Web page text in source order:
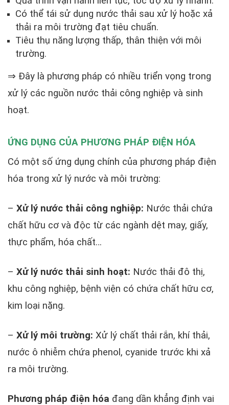
Có thể tái sử dụng nước thải sau xử lý hoặc xả
thải ra môi trường đạt tiêu chuẩn.
Tiêu thụ năng lượng thấp, thân thiện với môi
trường.
⇒ Đây là phương pháp có nhiều triển vọng trong
xử lý các nguồn nước thải công nghiệp và sinh
hoạt.
ỨNG DỤNG CỦA PHƯƠNG PHÁP ĐIỆN HÓA
Có một số ứng dụng chính của phương pháp điện
hóa trong xử lý nước và môi trường:
– Xử lý nước thải công nghiệp: Nước thải chứa
chất hữu cơ và độc từ các ngành dệt may, giấy,
thực phẩm, hóa chất…
– Xử lý nước thải sinh hoạt: Nước thải đô thị,
khu công nghiệp, bệnh viện có chứa chất hữu cơ,
kim loại nặng.
– Xử lý môi trường: Xử lý chất thải rắn, khí thải,
nước ô nhiễm chứa phenol, cyanide trước khi xả
ra môi trường.
Phương pháp điện hóa đang dần khẳng định vai